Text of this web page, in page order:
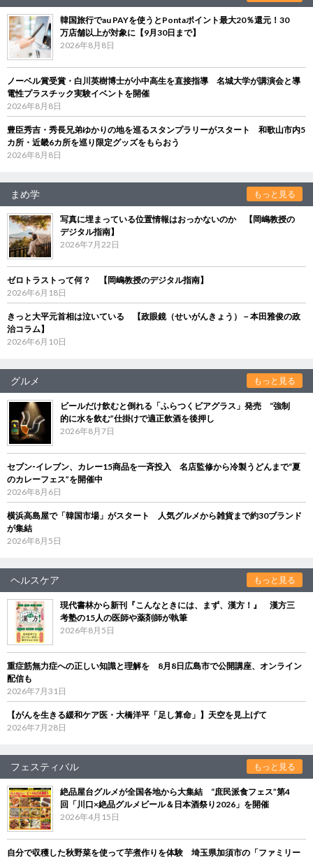
韓国旅行でau PAYを使うとPontaポイント最大20％還元！30
万店舗以上が対象に【9月30日まで】
2026年8月8日
ノーベル賞受賞・白川英樹博士が小中高生を直接指導 名城大学が講演会と導
電性プラスチック実験イベントを開催
2026年8月8日
豊臣秀吉・秀長兄弟ゆかりの地を巡るスタンプラリーがスタート 和歌山市内5
カ所・近畿6カ所を巡り限定グッズをもらおう
2026年8月8日
まめ学 もっと見る
写真に埋まっている位置情報はおっかないのか 【岡嶋教授の
デジタル指南】
2026年7月22日
ゼロトラストって何？ 【岡嶋教授のデジタル指南】
2026年6月18日
きっと大平元首相は泣いている 【政眼鏡（せいがんきょう）－本田雅俊の政
治コラム】
2026年6月10日
グルメ もっと見る
ビールだけ飲むと倒れる「ふらつくビアグラス」発売 “強制
的に水を飲む”仕掛けで適正飲酒を後押し
2026年8月7日
セブン‐イレブン、カレー15商品を一斉投入 名店監修から冷製うどんまで“夏
のカレーフェス”を開催中
2026年8月6日
横浜高島屋で「韓国市場」がスタート 人気グルメから雑貨まで約30ブランド
が集結
2026年8月5日
ヘルスケア もっと見る
現代書林から新刊『こんなときには、まず、漢方！』 漢方三
考塾の15人の医師や薬剤師が執筆
2026年8月5日
重症筋無力症への正しい知識と理解を 8月8日広島市で公開講座、オンライン
配信も
2026年7月31日
【がんを生きる緩和ケア医・大橋洋平「足し算命」】天空を見上げて
2026年7月28日
フェスティバル もっと見る
絶品屋台グルメが全国各地から大集結 “庶民派食フェス”第4
回「川口×絶品グルメビール＆日本酒祭り2026」を開催
2026年4月15日
自分で収穫した秋野菜を使って芋煮作りを体験 埼玉県加須市の「ファミリー